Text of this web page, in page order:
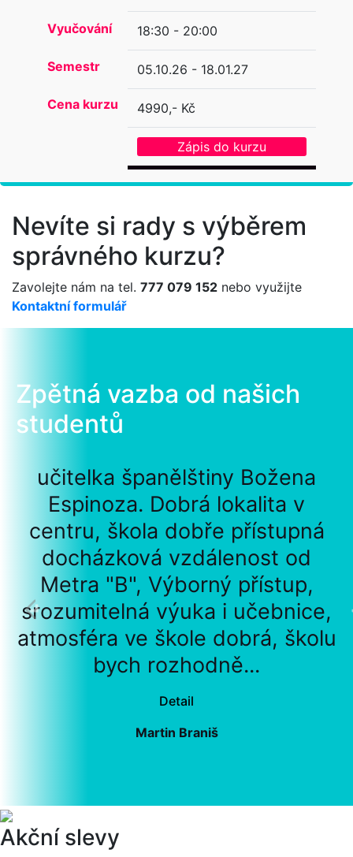
Vyučování
Semestr
Cena kurzu
18:30 - 20:00
05.10.26 - 18.01.27
4990,- Kč
Zápis do kurzu
Nevíte si rady s výběrem
správného kurzu?
Zavolejte nám na tel. 777 079 152 nebo využijte
Kontaktní formulář
Zpětná vazba od našich
studentů
učitelka španělštiny Božena
Espinoza. Dobrá lokalita v
centru, škola dobře přístupná
docházková vzdálenost od
Metra "B", Výborný přístup,
srozumitelná výuka i učebnice,
atmosféra ve škole dobrá, školu
bych rozhodně...
Detail
Martin Braniš
Akční slevy